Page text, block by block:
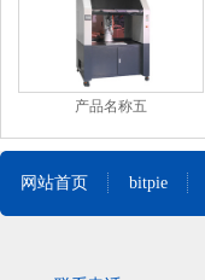
产品名称五
网站首页 bitpie